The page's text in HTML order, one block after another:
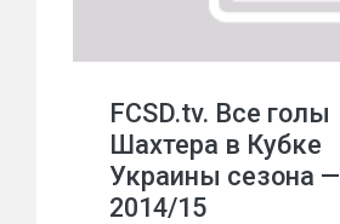
FCSD.tv. Все голы
Шахтера в Кубке
Украины сезона —
2014/15